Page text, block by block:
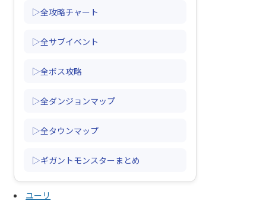
▷全攻略チャート
▷全サブイベント
▷全ボス攻略
▷全ダンジョンマップ
▷全タウンマップ
▷ギガントモンスターまとめ
ユーリ